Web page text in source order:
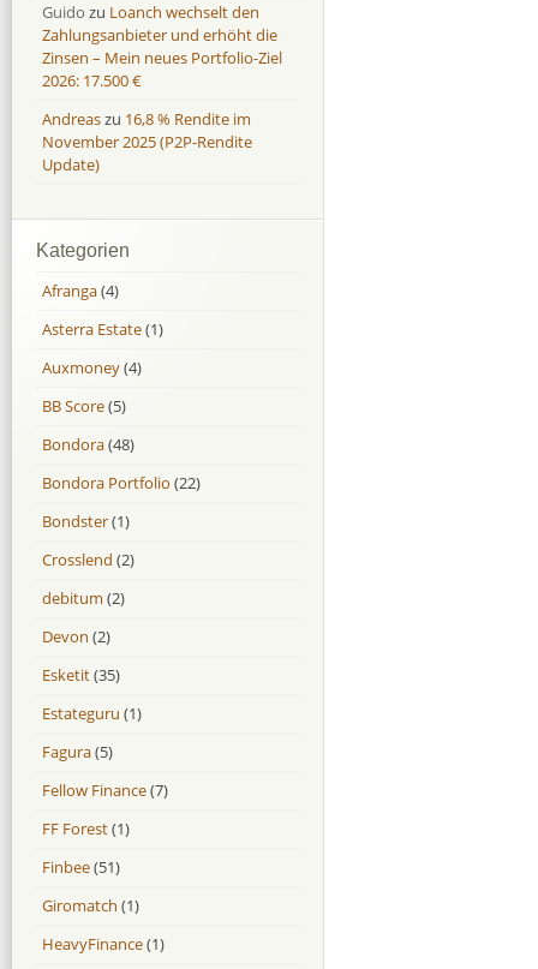
Guido zu Loanch wechselt den
Zahlungsanbieter und erhöht die
Zinsen – Mein neues Portfolio-Ziel
2026: 17.500 €
Andreaszu 16,8 % Rendite im
November 2025 (P2P-Rendite
Update)
Kategorien
Afranga(4)
Asterra Estate(1)
Auxmoney(4)
BB Score(5)
Bondora(48)
Bondora Portfolio (22)
Bondster(1)
Crosslend (2)
debitum (2)
Devon (2)
Esketit(35)
Estateguru (1)
Fagura(5)
Fellow Finance(7)
FF Forest(1)
Finbee(51)
Giromatch (1)
HeavyFinance(1)